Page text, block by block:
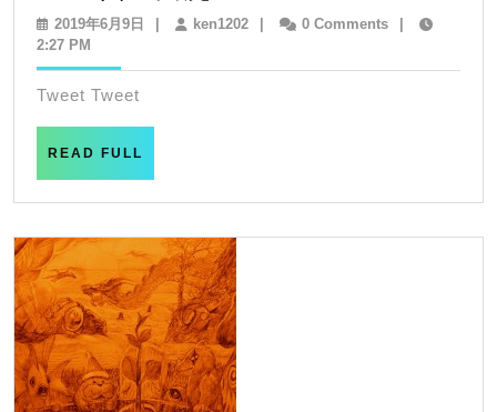
西
2019年6月9日
2019
日
ken1202ken12020 Comments
2:27 PM
Tweet Tweet
READ FULL